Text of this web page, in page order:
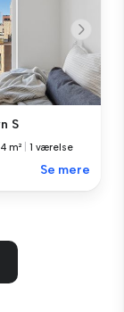
S
m² 1 værelse
Se mere